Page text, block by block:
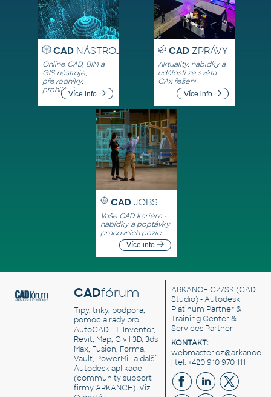
CADNÁSTROJE
Online CAD, BIM a
GIS nástroje,
převodníky,
prohlížečeVíce info
CADZPRÁVY
Aktuality, nabídky a
události ze světa
CAx řešení
Více info
CAD JOBS
Vaše CAD kariéra -
nabídky a poptávky
pracovních pozic
Více info
CADfórum
Tipy, triky, podpora,
pomoc a rady pro
AutoCAD, LT, Inventor,
Revit, Map, Civil 3D, 3ds
Max, Fusion, Forma,
Vault, PowerMill a další
Autodesk aplikace
(community support
firmy ARKANCE). Viz
ARKANCE CZ/SK(CAD
Studio) - Autodesk
Platinum Partner &
Training Center &
Services Partner
KONTAKT:
| tel. +420 910 970 111